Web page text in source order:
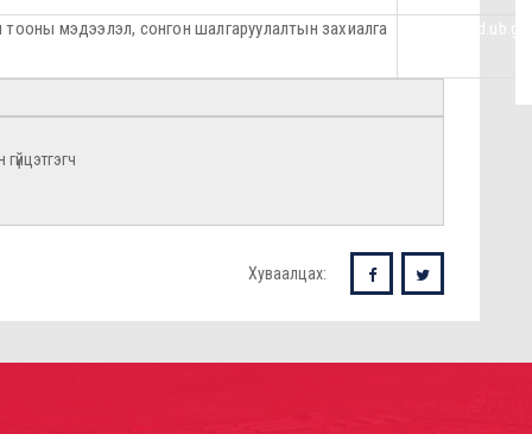
мэдээлэл, сонгон шалгаруулалтын захиалга https://
Хуваалцах: